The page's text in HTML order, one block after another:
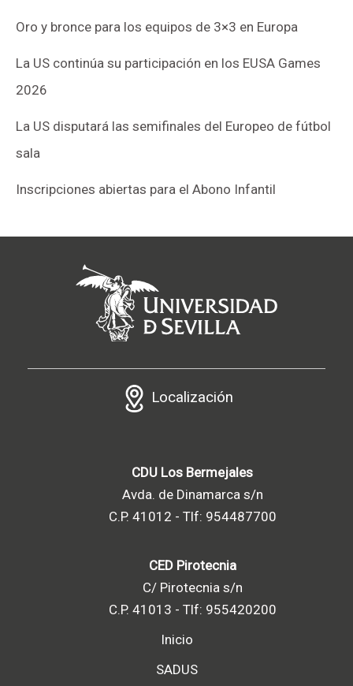
Oro y bronce para los equipos de 3×3 en Europa
La US continúa su participación en los EUSA Games
2026
La US disputará las semifinales del Europeo de fútbol
sala
Inscripciones abiertas para el Abono Infantil
Localización
CDU Los Bermejales
Avda. de Dinamarca s/n
C.P. 41012 - Tlf: 954487700
CED Pirotecnia
C/ Pirotecnia s/n
C.P. 41013 - Tlf: 955420200
Inicio
SADUS